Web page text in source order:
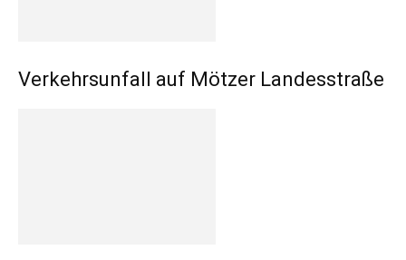
Verkehrsunfall auf Mötzer Landesstraße